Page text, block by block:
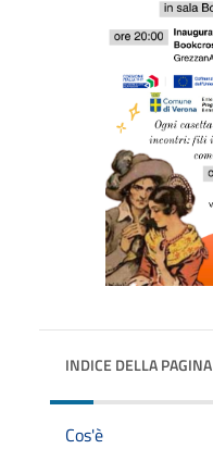
INDICE DELLA PAGINA
Cos'è